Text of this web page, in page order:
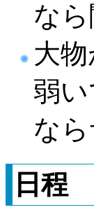
なら
大
弱
なら
日程